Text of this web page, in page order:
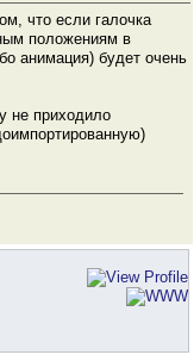
что если галочка
положениям в
анимация) будет очень
не приходило